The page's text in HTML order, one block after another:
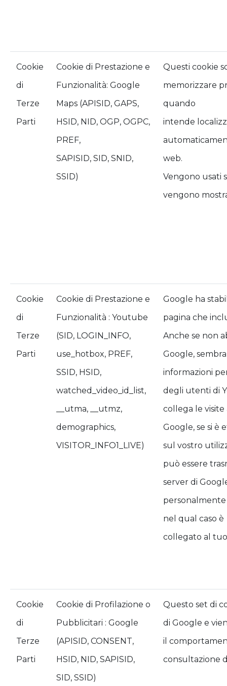
Cookie
di
Terze
Parti
Cookie di Prestazione e
Funzionalità: Google
Maps (APISID, GAPS,
HSID, NID, OGP, OGPC,
PREF,
SAPISID, SID, SNID,
SSID)
Questi cookie
memorizzare
quando
intende
web.
Vengono usati
vengono
Cookie
di
Terze
Parti
Cookie di Prestazione e
Funzionalità : Youtube
(SID, LOGIN_INFO,
use_hotbox, PREF,
SSID, HSID,
watched_video_id_list,
__utma, __utmz,
demographics,
VISITOR_INFO1_LIVE)
Google ha
pagina che
Anche se non
Google,
informazioni
degli utenti di
collega le
Google, se si è
sul vostro
può essere
server di
personalmente
nel qual caso è
collegato al
Cookie
di
Terze
Parti
Cookie di Profilazione o
Pubblicitari : Google
(APISID, CONSENT,
HSID, NID, SAPISID,
SID, SSID)
Questo set di
di Google e
il
consultazione